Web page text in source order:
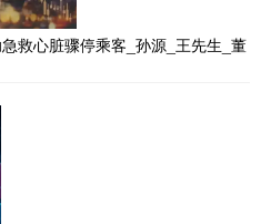
救心脏骤停乘客_孙源_王先生_董